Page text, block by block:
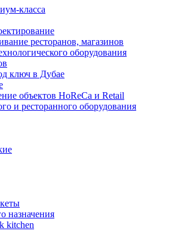
класса
ресторанов, магазинов
оборудования
ключ в Дубае
объектов HoReCa и Retail
и ресторанного оборудования
назначения
kitchen